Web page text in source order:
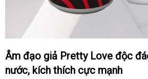
Âm đạo giả Pretty Love độc đáo, ngụy trang lon
nước, kích thích cực mạnh